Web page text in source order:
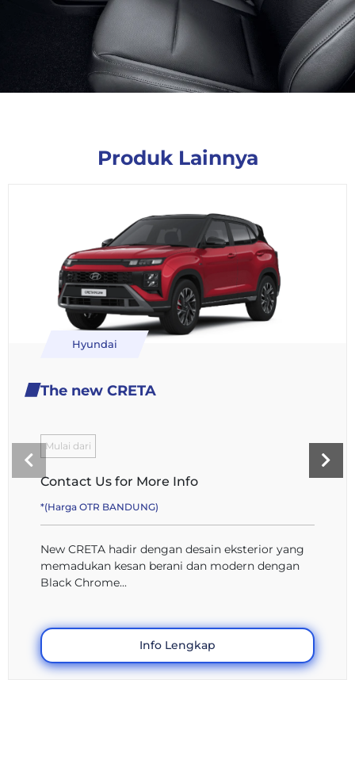
Produk Lainnya
Hyundai
The new CRETA
Mulai dari
Contact Us for More Info
*(Harga OTR BANDUNG)
New CRETA hadir dengan desain eksterior yang
memadukan kesan berani dan modern dengan
Black Chrome...
Info Lengkap